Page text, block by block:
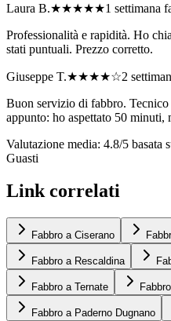
Laura B.★★★★★1 settimana
Professionalità e rapidità. Ho
stati puntuali. Prezzo corretto.
Giuseppe T.★★★★☆2
Buon servizio di fabbro.
appunto: ho aspettato 50 minuti,
Valutazione media: 4.8/5
Guasti
Link correlati
Fabbro a Ciserano
Fabbro a Rescaldina
Fabbro a Ternate
Fabbro a Paderno Dugnano